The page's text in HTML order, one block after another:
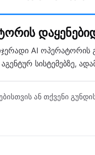
AI ოპერატორის
სისტემებზე,
ან თქვენი